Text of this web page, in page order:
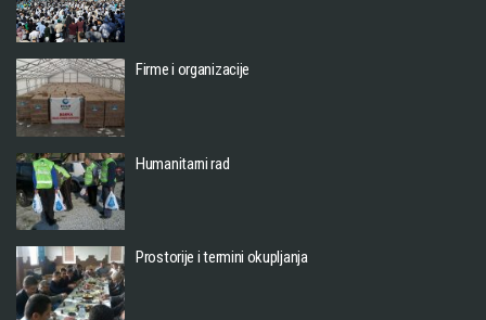
Firme i organizacije
Humanitarni rad
Prostorije i termini okupljanja